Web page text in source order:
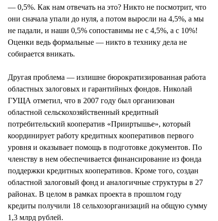
— 0,5%. Как нам отвечать на это? Никто не посмотрит, что
они сначала упали до нуля, а потом выросли на 4,5%, а мы
не падали, и наши 0,5% сопоставимы не с 4,5%, а с 10%!
Оценки ведь формальные — никто в технику дела не
собирается вникать.
Другая проблема — излишне бюрократизированная работа
областных залоговых и гарантийных фондов. Николай
ГУЩА отметил, что в 2007 году был организован
областной сельскохозяйственный кредитный
потребительский кооператив «Прииртышье», который
координирует работу кредитных кооперативов первого
уровня и оказывает помощь в подготовке документов. По
членству в нем обеспечивается финансирование из фонда
поддержки кредитных кооперативов. Кроме того, создан
областной залоговый фонд и аналогичные структуры в 27
районах. В целом в рамках проекта в прошлом году
кредиты получили 18 сельхозорганизаций на общую сумму
1,3 млрд рублей.